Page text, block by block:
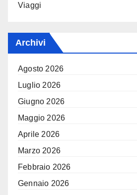
Viaggi
Archivi
Agosto 2026
Luglio 2026
Giugno 2026
Maggio 2026
Aprile 2026
Marzo 2026
Febbraio 2026
Gennaio 2026